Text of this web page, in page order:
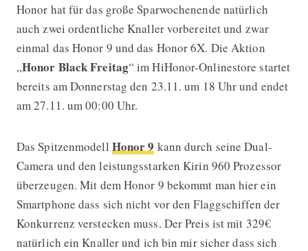
Honor Black Freitag mit
Honor hat für das große Sparwochenende natürlich
auch zwei ordentliche Knaller vorbereitet und zwar
einmal das Honor 9 und das Honor 6X. Die Aktion
„Honor Black Freitag“ im HiHonor-Onlinestore startet
bereits am Donnerstag den 23.11. um 18 Uhr und endet
am 27.11. um 00:00 Uhr.
Das Spitzenmodell Honor 9 kann durch seine Dual-
Camera und den leistungsstarken Kirin 960 Prozessor
überzeugen. Mit dem Honor 9 bekommt man hier ein
Smartphone dass sich nicht vor den Flaggschiffen der
Konkurrenz verstecken muss. Der Preis ist mit 329€
natürlich ein Knaller und ich bin mir sicher dass sich